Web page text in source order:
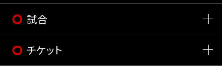
試合
チケット